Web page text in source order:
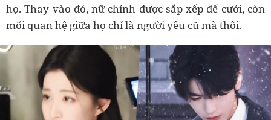
họ. Thay vào đó, nữ chính được sắp xếp để cưới, còn
mối quan hệ giữa họ chỉ là người yêu cũ mà thôi.